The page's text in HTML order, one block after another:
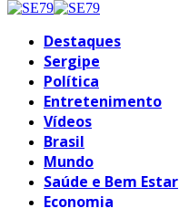
Destaques
Sergipe
Política
Entretenimento
Vídeos
Brasil
Mundo
Saúde e Bem Estar
Economia